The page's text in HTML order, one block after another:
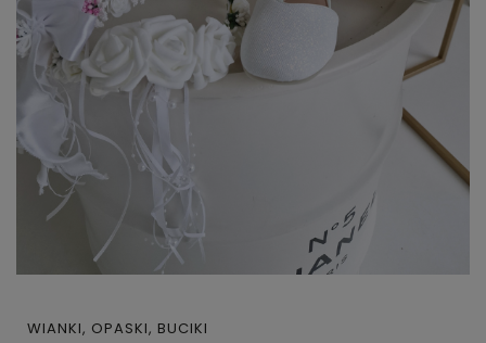
WIANKI, OPASKI, BUCIKI